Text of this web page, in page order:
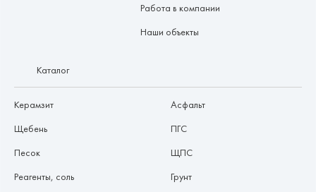
Работа в компании
Наши объекты
Каталог
Керамзит
Щебень
Песок
Реагенты, соль
Асфальт
ПГС
ЩПС
Грунт